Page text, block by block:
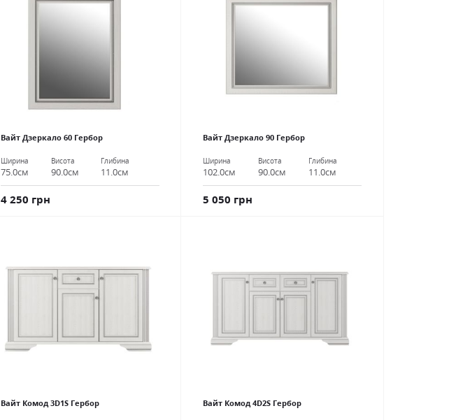
Вайт Дзеркало 60 Гербор
Ширина
75.0см
Висота
90.0см
Глибина
11.0см
4 250 грн
Вайт Дзеркало 90 Гербор
Ширина
102.0см
Висота
90.0см
Глибина
11.0см
5 050 грн
Вайт Комод 3D1S Гербор Вайт Комод 4D2S Гербор